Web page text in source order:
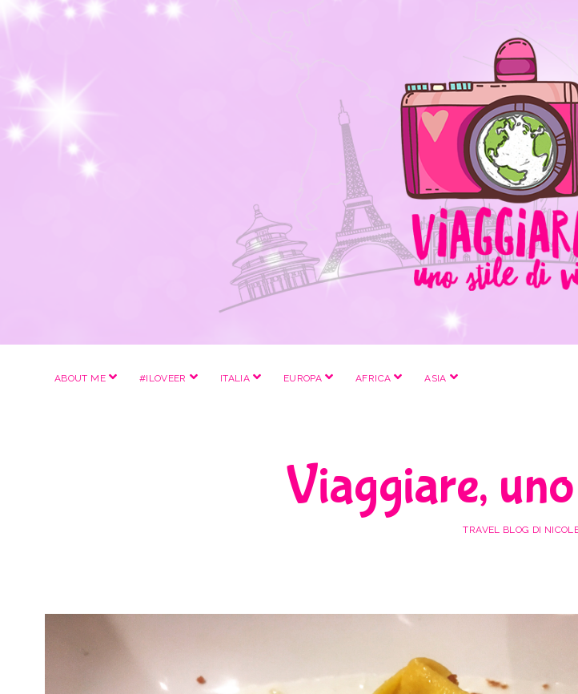
ABOUT ME apri
#ILOVEER apri
ITALIA apri
EUROPA apri
AFRICA apri
ASIA apri
Viaggiare,
TRAVEL BLOG DI